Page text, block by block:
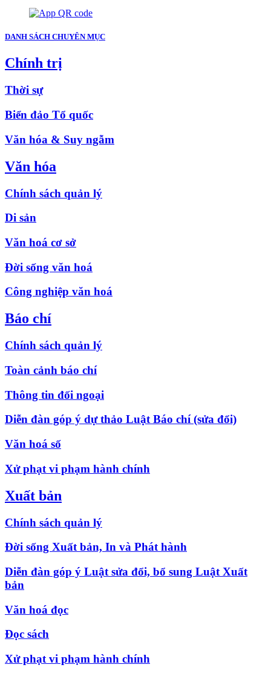
DANH SÁCH CHUYÊN MỤC
Chính trị
Thời sự
Biển đảo Tổ quốc
Văn hóa & Suy ngẫm
Văn hóa
Chính sách quản lý
Di sản
Văn hoá cơ sở
Đời sống văn hoá
Công nghiệp văn hoá
Báo chí
Chính sách quản lý
Toàn cảnh báo chí
Thông tin đối ngoại
Diễn đàn góp ý dự thảo Luật Báo chí (sửa đổi)
Văn hoá số
Xử phạt vi phạm hành chính
Xuất bản
Chính sách quản lý
Đời sống Xuất bản, In và Phát hành
Diễn đàn góp ý Luật sửa đổi, bổ sung Luật Xuất
bản
Văn hoá đọc
Đọc sách
Xử phạt vi phạm hành chính